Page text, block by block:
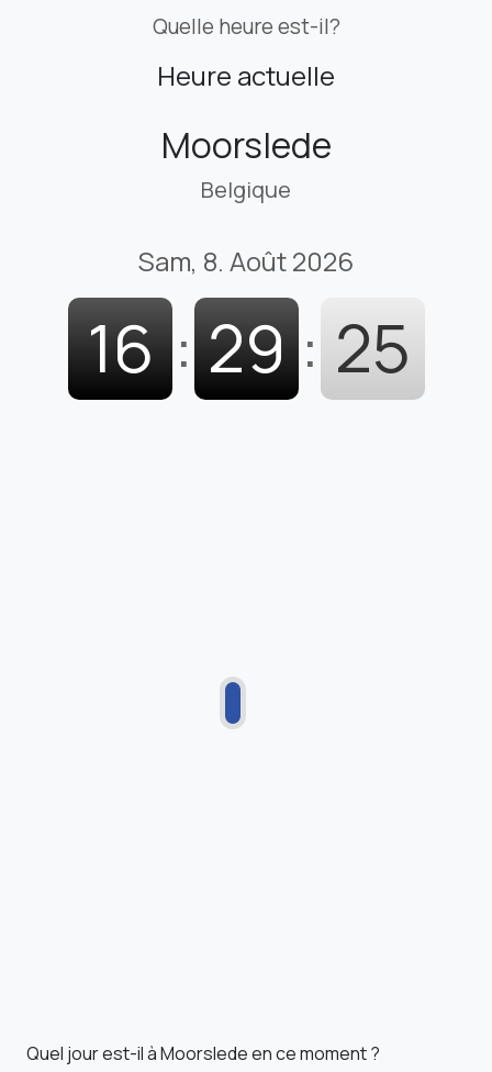
Quelle heure est-il?
Heure actuelle
Moorslede
Belgique
Sam, 8. Août 2026
16 : 29 : 26
Quel jour est-il à Moorslede en ce moment ?